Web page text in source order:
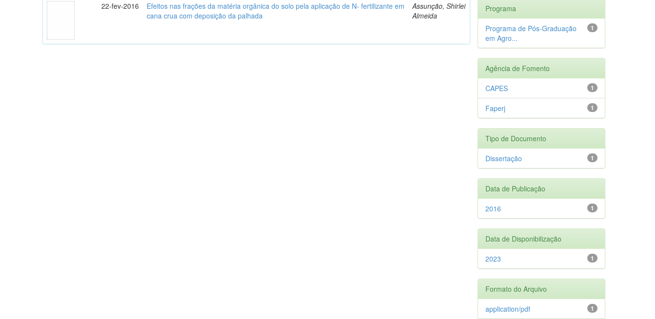
22-fev-2016
Efeitos nas frações da matéria orgânica do solo pela aplicação de N- fertilizante em
cana crua com deposição da palhada
Assunção, Shirlei
Almeida
Programa
1
Programa de Pós-Graduação
em Agro...
Agência de Fomento
1
CAPES
1
Faperj
Tipo de Documento
1
Dissertação
Data de Publicação
1
2016
Data de Disponibilização
1
2023
Formato do Arquivo
1
application/pdf